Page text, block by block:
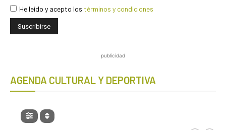
He leído y acepto los términos y condiciones
publicidad
AGENDA CULTURAL Y DEPORTIVA